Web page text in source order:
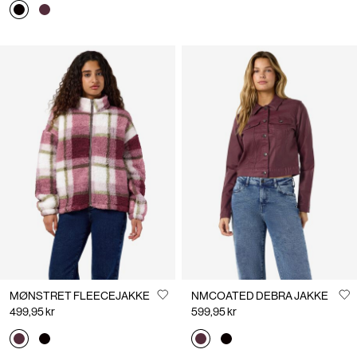
MØNSTRET FLEECEJAKKE
499,95 kr
NMCOATED DEBRA JAKKE
599,95 kr